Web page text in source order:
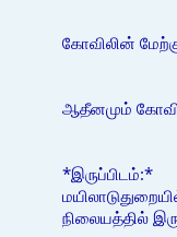
கோவிலின்
ஆதீனமும்
*இருப்பிடம்:*
நிலையத்தில்